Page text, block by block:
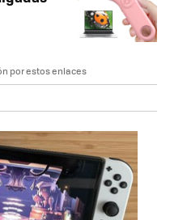
por estos enlaces